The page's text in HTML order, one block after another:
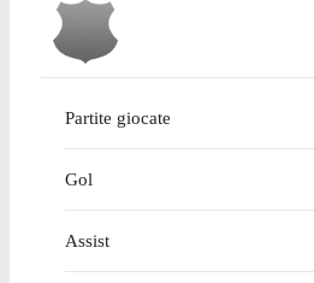
Partite giocate
Gol
Assist